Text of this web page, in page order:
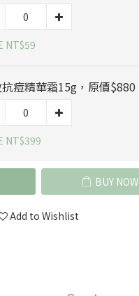
NT$59
痘精華霜15g，原價$880
NT$399
BUY NOW
Add to Wishlist